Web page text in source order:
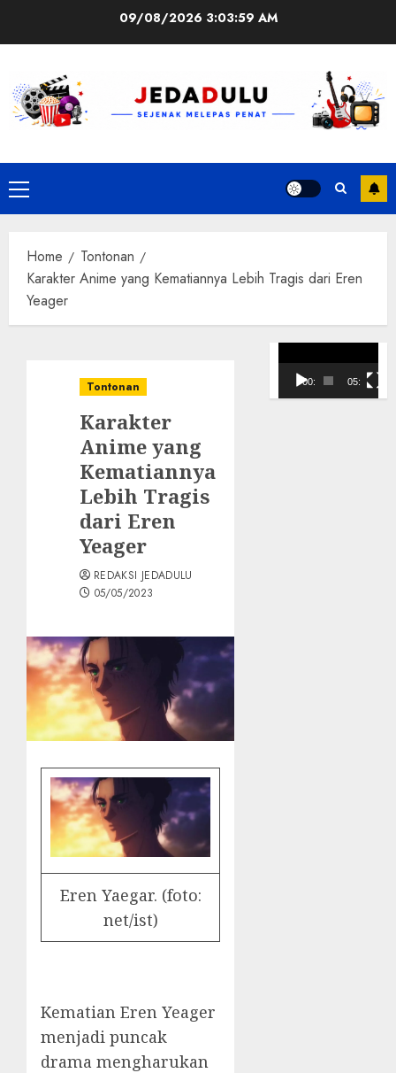
09/08/2026 3:04:00 AM
Primary
Menu
Home
Tontonan
Karakter Anime yang Kematiannya Lebih Tragis dari Eren
Yeager
Tontonan
Karakter
Anime yang
Kematiannya
Lebih Tragis
dari Eren
Yeager
REDAKSI JEDADULU
05/05/2023
Eren Yaegar. (foto:
net/ist)
Kematian Eren Yeager
menjadi puncak
drama mengharukan
Video
00:00 05:10